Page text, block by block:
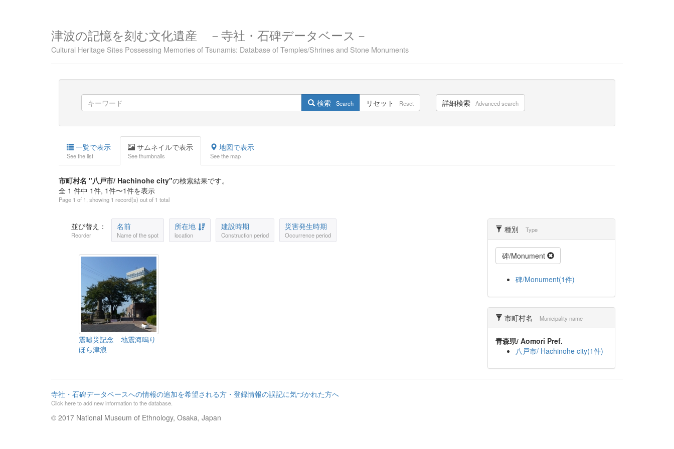
津波の記憶を刻む文化遺産 －寺社・石碑データベース－
Cultural Heritage Sites Possessing Memories of Tsunamis: Database of Temples/Shrines and Stone Monuments
検索 Search リセット Reset 詳細検索 Advanced search
一覧で表示
See the list
サムネイルで表示
See thumbnails
地図で表示
See the map
市町村名 "八戸市/ Hachinohe city"の検索結果です。
全 1 件中 1件, 1件〜1件を表示
Page 1 of 1, showing 1 record(s) out of 1 total
並び替え：
Reorder
名前
Name of the spot
所在地
location
建設時期
Construction period
災害発生時期
Occurrence period
震嘯災記念 地震海鳴り
ほら津浪
種別 Type
碑/Monument
碑/Monument(1件)
市町村名 Municipality name
青森県/ Aomori Pref.
八戸市/ Hachinohe city(1件)
寺社・石碑データベースへの情報の追加を希望される方・登録情報の誤記に気づかれた方へ
Click here to add new information to the database.
© 2017 National Museum of Ethnology, Osaka, Japan